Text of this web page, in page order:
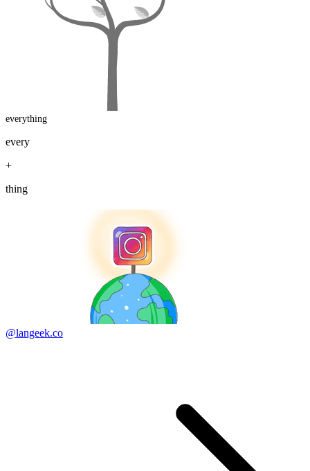
everything
every
+
thing
@langeek.co